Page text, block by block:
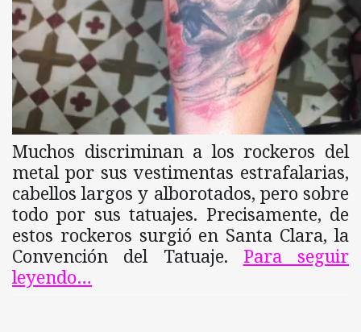
Muchos discriminan a los rockeros del
metal por sus vestimentas estrafalarias,
cabellos largos y alborotados, pero sobre
todo por sus tatuajes. Precisamente, de
estos rockeros surgió en Santa Clara, la
Convención del Tatuaje. Para seguir
leyendo…